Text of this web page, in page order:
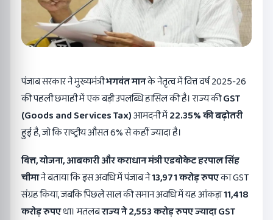
पंजाब सरकार ने मुख्यमंत्रीभगवंत मानके नेतृत्व में वित्त वर्ष 2025-26
की पहली छमाही में एक बड़ी उपलब्धि हासिल की है। राज्य कीGST
(Goods and Services Tax)आमदनी में22.35%की बढ़ोतरी
हुई है, जो कि राष्ट्रीय औसत 6% से कहीं ज्यादा है।
वित्त,योजना,आबकारी और कराधान मंत्री एडवोकेट हरपाल सिंह
चीमाने बताया कि इस अवधि में पंजाब ने13,971करोड़ रुपएका GST
संग्रह किया, जबकि पिछले साल की समान अवधि में यह आंकड़ा11,418
करोड़ रुपएथा। मतलबराज्य ने2,553करोड़ रुपए ज्यादाGST